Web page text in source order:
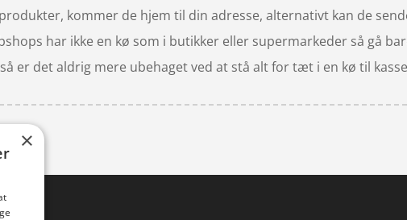
kommer de hjem til din adresse, alternativt kan de
har ikke en kø som i butikker eller supermarkeder så gå
er det aldrig mere ubehaget ved at stå alt for tæt i en kø til
×